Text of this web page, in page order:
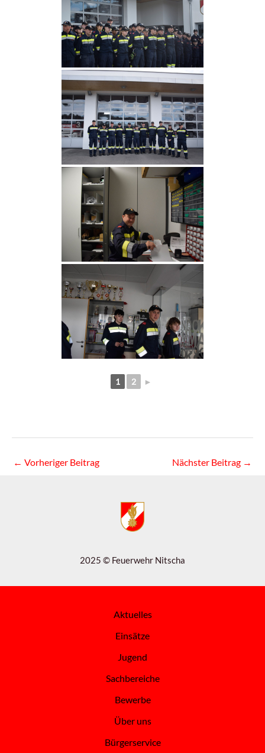
1 2 ►
← Vorheriger Beitrag Nächster Beitrag →
2025 © Feuerwehr Nitscha
Aktuelles
Einsätze
Jugend
Sachbereiche
Bewerbe
Über uns
Bürgerservice